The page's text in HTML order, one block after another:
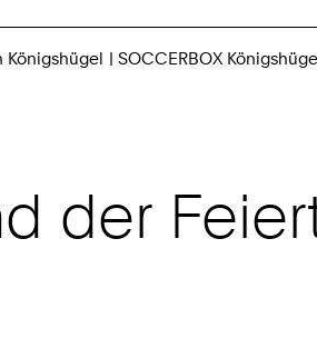
Königshügel SOCCERBOX
der